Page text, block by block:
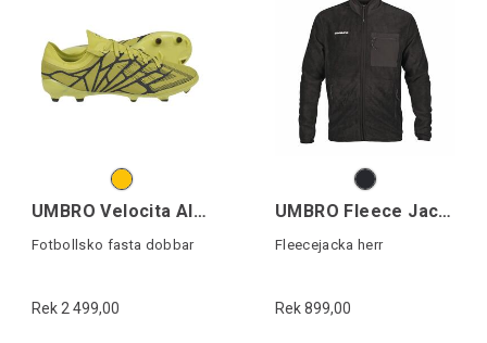
UMBRO Velocita Alchemist Pro FG
Fotbollsko fasta dobbar
Rek 2 499,00
UMBRO Fleece Jacket
Fleecejacka herr
Rek 899,00